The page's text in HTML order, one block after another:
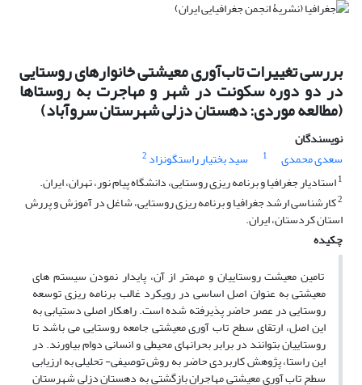
بررسی تغییرات تاب‌آوری معیشتی خانوارهای روستایی
در دو دوره سکونت در شهر و مهاجرت به روستاها
(مطالعه موردی: دهستان دزلی شهرستان سروآباد)
نویسندگان
سعدی محمدی
1 سید بختیار راستگونزاد 2
1استادیار جغرافیا و برنامه ریزی روستایی، دانشگاه پیام نور، تهران، ایران.
2کارشناسی ارشد جغرافیا و برنامه ریزی روستایی، شاغل در آموزش و پررش
استان کردستان، ایران.
چکیده
تامین معیشت روستاییان و مهمتر از آن، پایدار نمودن سیستم های
معیشتی به عنوان اصل اساسی در رویکرد غالب برنامه ریزی توسعه
روستایی در عصر حاضر پذیرفته شده است. راهکار اصلی دستیابی به
این اصل، ارتقای سطح تاب آوری معیشتی جامعه روستایی می باشد تا
روستاییان بتوانند در برابر بحرانهای محیطی و انسانی دوام بیاورند. در
این راستا، پژوهش کاربردی حاضر به روش توصیفی- تحلیلی به ارزیابی
سطح تاب آوری معیشتی مهاجران بازگشتی به دهستان دزلی شهرستان